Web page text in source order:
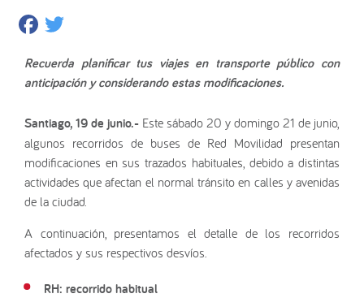
Facebook
Recuerda planificar tus viajes en transporte público con
anticipación y considerando estas modificaciones.
Santiago, 19 de junio.- Este sábado 20 y domingo 21 de junio,
algunos recorridos de buses de Red Movilidad presentan
modificaciones en sus trazados habituales, debido a distintas
actividades que afectan el normal tránsito en calles y avenidas
de la ciudad.
A continuación, presentamos el detalle de los recorridos
afectados y sus respectivos desvíos.
RH: recorrido habitual